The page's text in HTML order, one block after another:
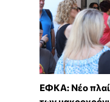
ΕΦΚΑ: Νέο